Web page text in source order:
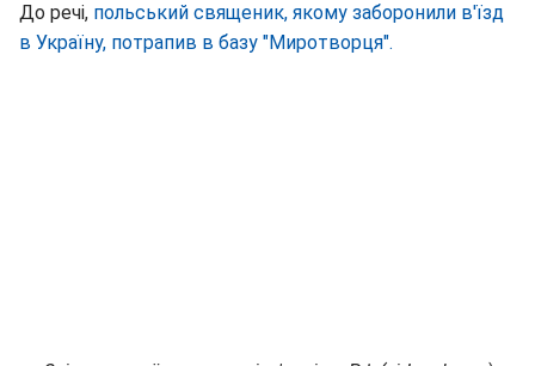
До речі, польський священик, якому заборонили в'їзд
в Україну, потрапив в базу "Миротворця".